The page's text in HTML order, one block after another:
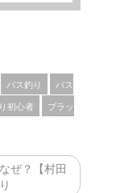
バス釣り
バス
初心者
ブラッ
ぜ？【村田